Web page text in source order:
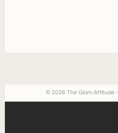
© 2026 The Glam Attitude